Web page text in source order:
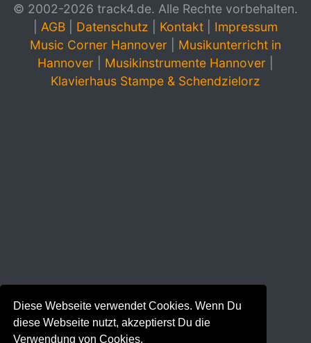
Diese Webseite verwendet Cookies. Wenn Du
diese Webseite nutzt, akzeptierst Du die
Verwendung von Cookies.
© 2002-2026 track4.de. Alle Rechte vorbehalten.
AGB Datenschutz Kontakt
Impressum
Music Corner Hannover
Musikunterricht in
Hannover
Musikinstrumente Hannover
Klavierhaus Stampe & Schendzielorz